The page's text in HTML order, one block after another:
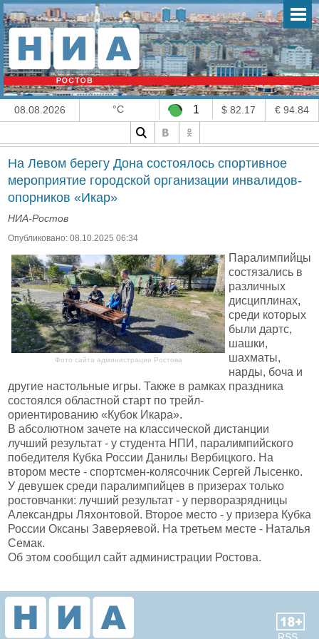
08.08.2026 °C 1 $ 82.17 € 94.84
На Левом берегу Дона состоялось спортивное
мероприятие городской организации инвалидов-
опорников «Икар»
НИА-Ростов
Опубликовано: 08.10.2025 06:34
Фото сайта администрации Ростова
Паралимпийцы
состязались в
различных
дисциплинах,
среди которых
были дартс,
шашки,
шахматы,
нарды, боча и
другие настольные игры. Также в рамках праздника
состоялся областной старт по трейл-
ориентированию «Кубок Икара».
В абсолютном зачете на классической дистанции
лучший результат - у студента НПИ, паралимпийского
победителя Кубка России Данилы Вербицкого. На
втором месте - спортсмен-колясочник Сергей Лысенко.
У девушек среди паралимпийцев в призерах только
ростовчанки: лучший результат - у перворазрядницы
Александры Ляхонтовой. Второе место - у призера Кубка
России Оксаны Заверяевой. На третьем месте - Наталья
Семак.
Об этом сообщил сайт администрации Ростова.